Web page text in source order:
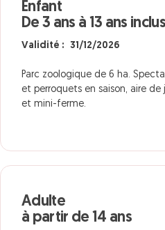
Enfant
De 3 ans à 13 ans inclus
Validité : 31/12/2026
Parc zoologique de 6 ha.
et perroquets en saison, aire de
et mini-ferme.
Adulte
à partir de 14 ans